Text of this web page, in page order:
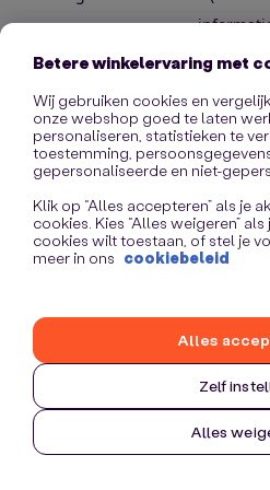
Betere winkelervaring met
Wij gebruiken cookies en
onze webshop goed te laten
personaliseren, statistieken te
toestemming,
gepersonaliseerde en niet-
Klik op “Alles accepteren” als je
cookies. Kies “Alles weigeren”
cookies wilt toestaan, of stel je
meer in ons cookiebeleid
Zelf
Alles
Alles